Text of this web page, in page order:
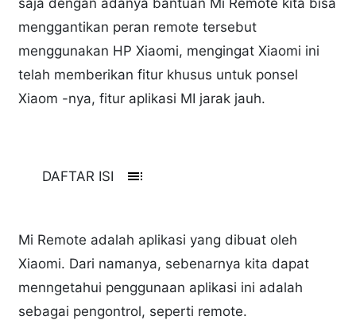
menggantikan peran remote tersebut
menggunakan HP Xiaomi, mengingat Xiaomi ini
telah memberikan fitur khusus untuk ponsel
Xiaom -nya, fitur aplikasi MI jarak jauh.
DAFTAR ISI toc
Mi Remote adalah aplikasi yang dibuat oleh
Xiaomi. Dari namanya, sebenarnya kita dapat
menngetahui penggunaan aplikasi ini adalah
sebagai pengontrol, seperti remote.